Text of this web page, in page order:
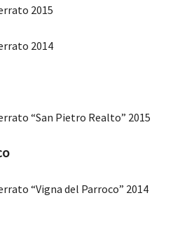
2015
2014
“San Pietro Realto” 2015
“Vigna del Parroco” 2014